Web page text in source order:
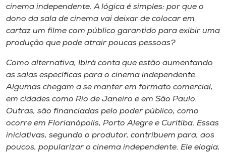
cinema independente. A lógica é simples: por que o
dono da sala de cinema vai deixar de colocar em
cartaz um filme com público garantido para exibir uma
produção que pode atrair poucas pessoas?
Como alternativa, Ibirá conta que estão aumentando
as salas específicas para o cinema independente.
Algumas chegam a se manter em formato comercial,
em cidades como Rio de Janeiro e em São Paulo.
Outras, são financiadas pelo poder público, como
ocorre em Florianópolis, Porto Alegre e Curitiba. Essas
iniciativas, segundo o produtor, contribuem para, aos
poucos, popularizar o cinema independente. Ele elogia,